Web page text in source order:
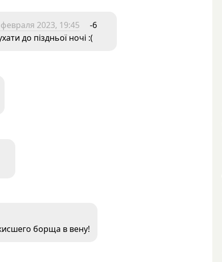
2023, 19:45
-6
до піздньої ночі :(
борща в вену!